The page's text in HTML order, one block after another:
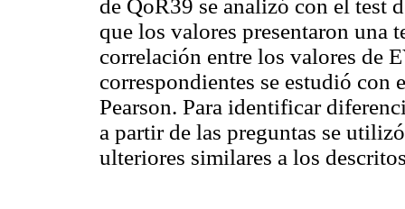
de QoR39 se analizó con el test
que los valores presentaron una
correlación entre los valores de
correspondientes se estudió
Pearson. Para identificar
a partir de las preguntas se
ulteriores similares a los